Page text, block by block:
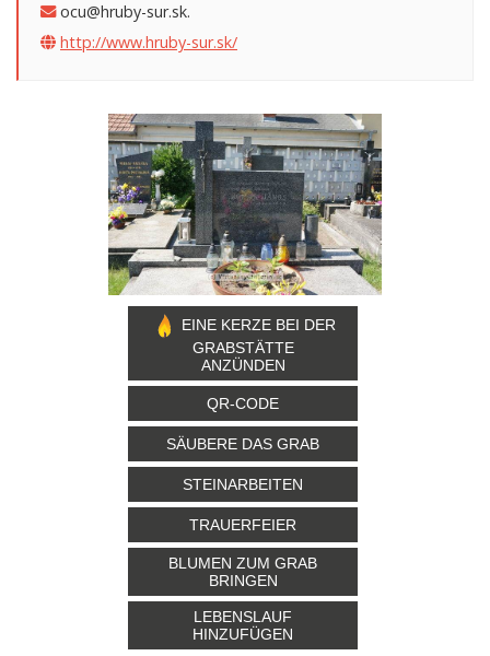
ocu@hruby-sur.sk.
http://www.hruby-sur.sk/
EINE KERZE BEI DER
GRABSTÄTTE
ANZÜNDEN
QR-CODE
SÄUBERE DAS GRAB
STEINARBEITEN
TRAUERFEIER
BLUMEN ZUM GRAB
BRINGEN
LEBENSLAUF
HINZUFÜGEN